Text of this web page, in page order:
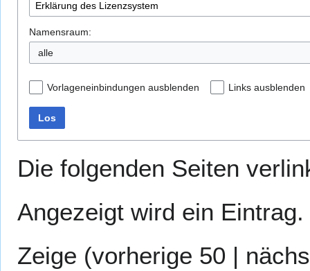
Namensraum:
alle
Vorlageneinbindungen ausblenden Links ausblenden
Los
Die folgenden Seiten
Angezeigt wird ein Eintrag.
Zeige (vorherige 50 |